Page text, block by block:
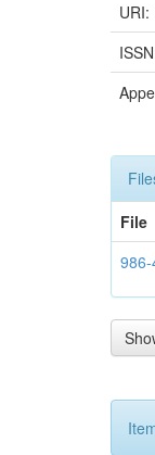
URI:
File